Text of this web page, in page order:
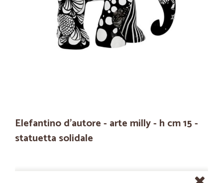
Elefantino d'autore - arte milly - h cm 15 -
statuetta solidale